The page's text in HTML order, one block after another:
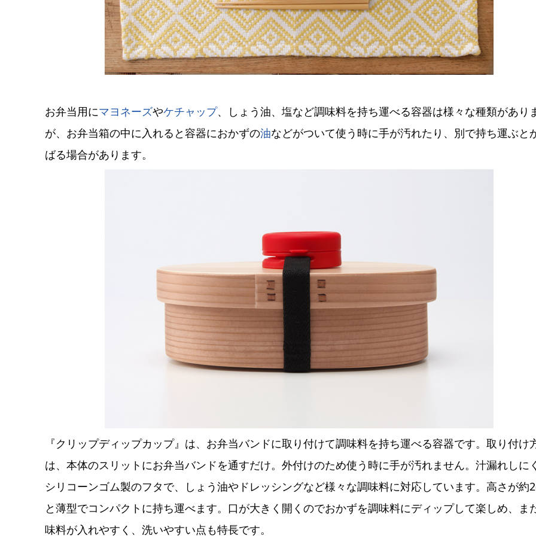
お弁当用にマヨネーズやケチャップ、しょう油、塩など調味料を持ち運べる容器は様々な種類があり
が、お弁当箱の中に入れると容器におかずの油などがついて使う時に手が汚れたり、別で持ち運ぶと
ばる場合があります。
『クリップディップカップ』は、お弁当バンドに取り付けて調味料を持ち運べる容器です。取り付け
は、本体のスリットにお弁当バンドを通すだけ。外付けのため使う時に手が汚れません。汁漏れしに
シリコーンゴム製のフタで、しょう油やドレッシングなど様々な調味料に対応しています。高さが約
と薄型でコンパクトに持ち運べます。口が大きく開くのでおかずを調味料にディップして楽しめ、ま
味料が入れやすく、洗いやすい点も特長です。